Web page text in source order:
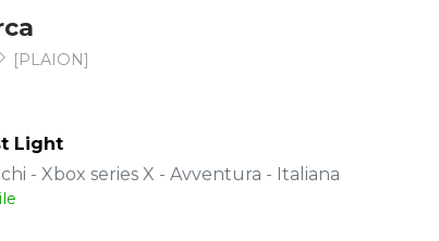
[PLAION]
Light
- Xbox series X - Avventura - Italiana